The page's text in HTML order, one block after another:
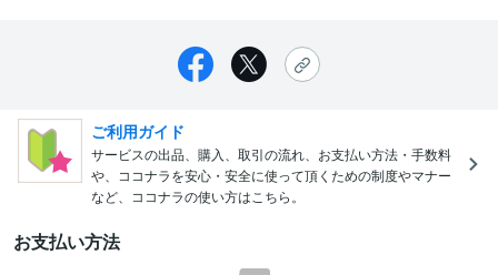
ご利用ガイド
サービスの出品、購入、取引の流れ、お支払い方法・手数料
や、ココナラを安心・安全に使って頂くための制度やマナー
など、ココナラの使い方はこちら。
お支払い方法